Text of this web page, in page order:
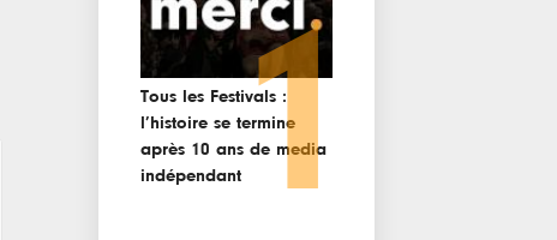
Tous les Festivals :
l’histoire se termine
après 10 ans de media
indépendant1